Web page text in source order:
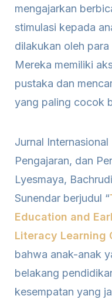
mengajarkan
stimulasi kepada
dilakukan oleh
Mereka memiliki
pustaka dan
yang paling cocok
Jurnal
Pengajaran, dan
Lyesmaya,
Sunendar berjudul “
Education and
Literacy Learning
bahwa anak-anak
belakang
kesempatan yang